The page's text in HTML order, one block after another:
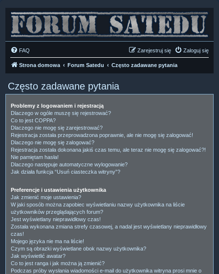
FAQ Zaloguj się
Zarejestruj się
Strona domowa Forum Satedu Często zadawane pytania
Często zadawane pytania
Problemy z logowaniem i rejestracją
Dlaczego w ogóle muszę się rejestrować?
Co to jest COPPA?
Dlaczego nie mogę się zarejestrować?
Rejestracja została przeprowadzona poprawnie, ale nie mogę się zalogować!
Dlaczego nie mogę się zalogować?
Rejestracja została dokonana jakiś czas temu, ale teraz nie mogę się zalogować?!
Nie pamiętam hasła!
Dlaczego następuje automatyczne wylogowanie?
Jak działa funkcja “Usuń ciasteczka witryny”?
Preferencje i ustawienia użytkownika
Jak zmienić moje ustawienia?
W jaki sposób można zapobiec wyświetlaniu nazwy użytkownika na liście
użytkowników przeglądających forum?
Jest wyświetlany nieprawidłowy czas!
Została wykonana zmiana strefy czasowej, a nadal jest wyświetlany nieprawidłowy
czas!
Mojego języka nie ma na liście!
Czym są obrazki wyświetlane obok nazwy użytkownika?
Jak wyświetlić awatar?
Co to jest ranga i jak można ją zmienić?
Podczas próby wysłania wiadomości e-mail do użytkownika witryna prosi mnie o